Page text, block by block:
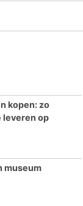
kopen: zo
leveren op
museum